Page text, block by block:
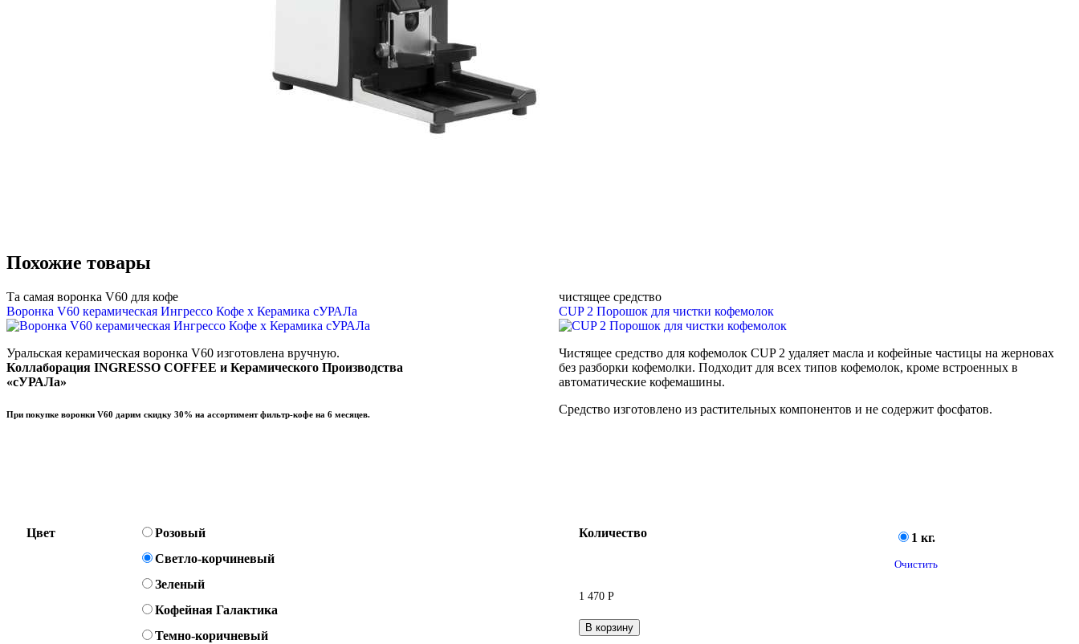
Похожие товары
Та самая воронка V60 для кофе
Воронка V60 керамическая Ингрессо Кофе х Керамика сУРАЛа
Уральская керамическая воронка V60 изготовлена вручную.
Коллаборация INGRESSO COFFEE и Керамического Производства
«сУРАЛа»
При покупке воронки V60 дарим скидку 30% на ассортимент фильтр-кофе на 6 месяцев.
Цвет
Розовый
Светло-корчиневый
Зеленый
Кофейная Галактика
Темно-коричневый
чистящее средство
CUP 2 Порошок для чистки кофемолок
Чистящее средство для кофемолок CUP 2 удаляет масла и кофейные частицы на жерновах
без разборки кофемолки. Подходит для всех типов кофемолок, кроме встроенных в
автоматические кофемашины.
Средство изготовлено из растительных компонентов и не содержит фосфатов.
Количество 1 кг.
Очистить
1 470Р
В корзину